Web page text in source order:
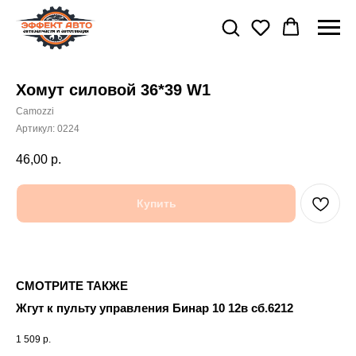
Хомут силовой 36*39 W1
Camozzi
Артикул: 0224
46,00 р.
Купить
СМОТРИТЕ ТАКЖЕ
Жгут к пульту управления Бинар 10 12в сб.6212
1 509 р.